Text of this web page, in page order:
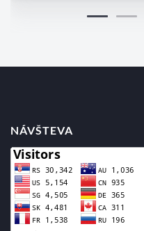
NÁVŠTEVA